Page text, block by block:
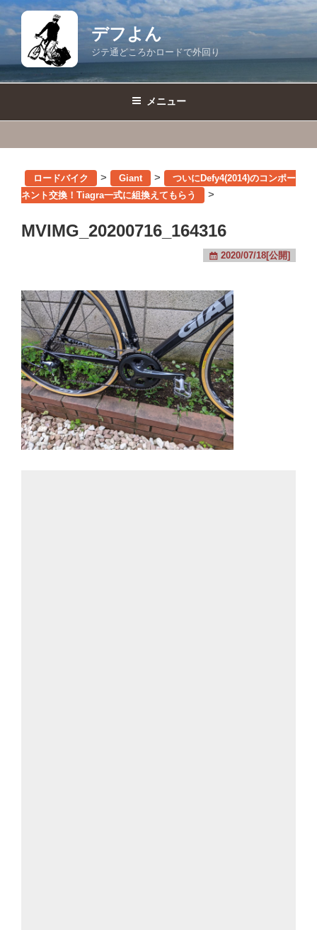
コ
ン
デフよん
ジテ通どころかロードで外回り
メニュー
ロードバイク > Giant >
ついにDefy4(2014)のコンポー
ネント交換！Tiagra一式に組換えてもらう
>
MVIMG_20200716_164316
2020/07/18[公開]